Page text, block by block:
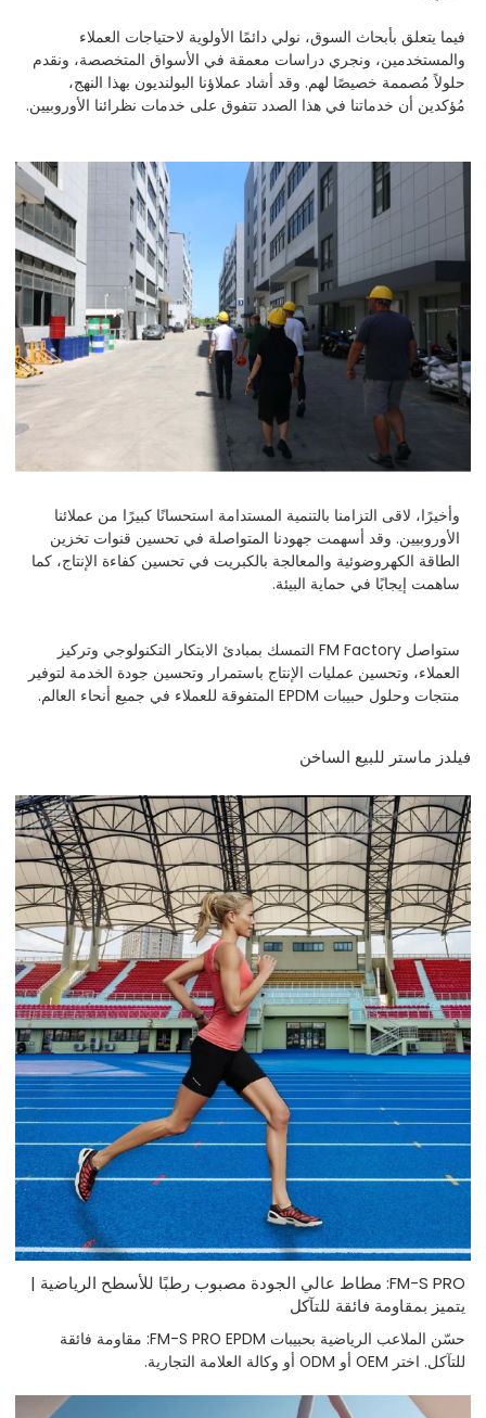
فيما يتعلق بأبحاث السوق، نولي دائمًا الأولوية لاحتياجات العملاء
والمستخدمين، ونجري دراسات معمقة في الأسواق المتخصصة، ونقدم
حلولاً مُصممة خصيصًا لهم. وقد أشاد عملاؤنا البولنديون بهذا النهج،
مُؤكدين أن خدماتنا في هذا الصدد تتفوق على خدمات نظرائنا الأوروبيين.
وأخيرًا، لاقى التزامنا بالتنمية المستدامة استحسانًا كبيرًا من عملائنا
الأوروبيين. وقد أسهمت جهودنا المتواصلة في تحسين قنوات تخزين
الطاقة الكهروضوئية والمعالجة بالكبريت في تحسين كفاءة الإنتاج، كما
ساهمت إيجابًا في حماية البيئة.
ستواصل FM Factory التمسك بمبادئ الابتكار التكنولوجي وتركيز
العملاء، وتحسين عمليات الإنتاج باستمرار وتحسين جودة الخدمة لتوفير
منتجات وحلول حبيبات EPDM المتفوقة للعملاء في جميع أنحاء العالم.
فيلدز ماستر للبيع الساخن
FM-S PRO: مطاط عالي الجودة مصبوب رطبًا للأسطح الرياضية |
يتميز بمقاومة فائقة للتآكل
حسّن الملاعب الرياضية بحبيبات FM-S PRO EPDM: مقاومة فائقة
للتآكل. اختر OEM أو ODM أو وكالة العلامة التجارية.